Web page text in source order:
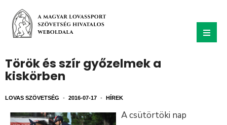
Török és szír győzelmek a
kiskörben
LOVAS SZÖVETSÉG • 2016-07-17 • HÍREK
A csütörtöki nap